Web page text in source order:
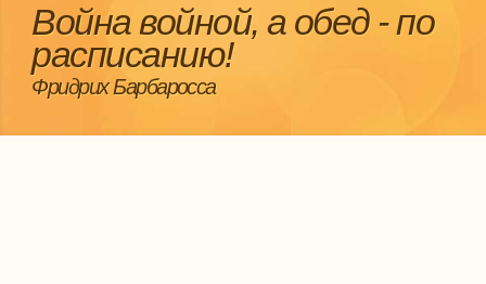
Война войной, а обед - по
расписанию!
Фридрих Барбаросса